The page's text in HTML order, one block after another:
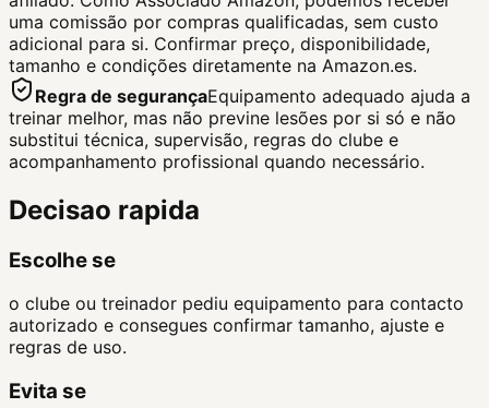
uma comissão por compras qualificadas, sem custo
adicional para si. Confirmar preço, disponibilidade,
tamanho e condições diretamente na Amazon.es.
Regra de segurançaEquipamento adequado ajuda a
treinar melhor, mas não previne lesões por si só e não
substitui técnica, supervisão, regras do clube e
acompanhamento profissional quando necessário.
Decisao rapida
Escolhe se
o clube ou treinador pediu equipamento para contacto
autorizado e consegues confirmar tamanho, ajuste e
regras de uso.
Evita se